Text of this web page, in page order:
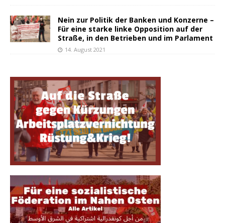
Nein zur Politik der Banken und Konzerne –
Für eine starke linke Opposition auf der
Straße, in den Betrieben und im Parlament
14. August 2021